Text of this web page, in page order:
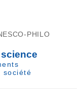
PHILO
société